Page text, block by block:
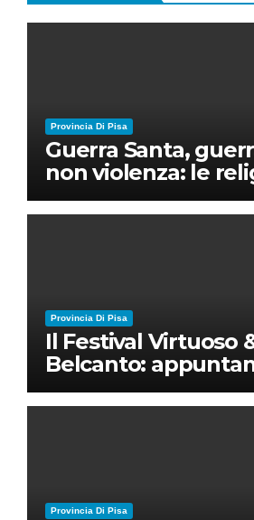
Provincia Di Pisa
Guerra Santa,
non violenza: le
nuovo disordine
Provincia Di Pisa
Il Festival Virtuoso
Belcanto:
28 luglio a Palazzo
Ruben Micieli
Provincia Di Pisa